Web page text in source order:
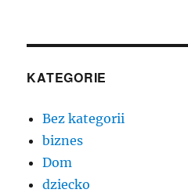
KATEGORIE
Bez kategorii
biznes
Dom
dziecko